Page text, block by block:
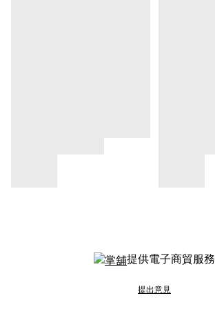
提供電子商貿服務
提出意見